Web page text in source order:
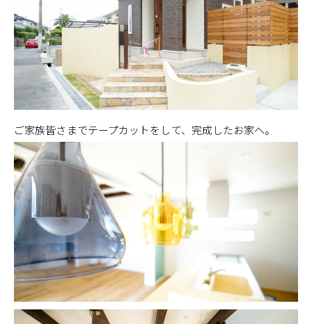
ご家族皆さまでテープカットをして、完成したお家へ。